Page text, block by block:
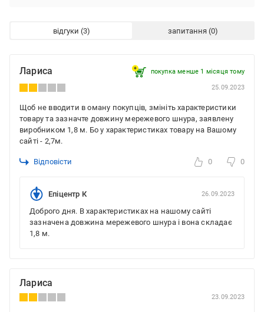
відгуки запитання
Лариса покупка менше 1 місяця томy
25.09.2023
Щоб не вводити в оману покупців, змініть характеристики
товару та зазначте довжину мережевого шнура, заявлену
виробником 1,8 м. Бо у характеристиках товару на Вашому
сайті - 2,7м.
Відповісти 0 0
Епіцентр К 26.09.2023
Доброго дня. В характеристиках на нашому сайті
зазначена довжина мережевого шнура і вона складає
1,8 м.
Лариса
23.09.2023